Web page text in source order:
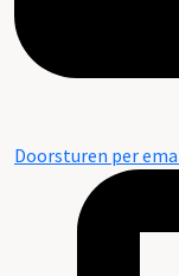
Doorsturen per